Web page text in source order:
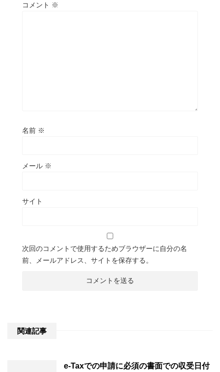
コメント ※
名前 ※
メール ※
サイト
次回のコメントで使用するためブラウザーに自分の名
前、メールアドレス、サイトを保存する。
関連記事
e-Taxでの申請に必須の書面での収受日付